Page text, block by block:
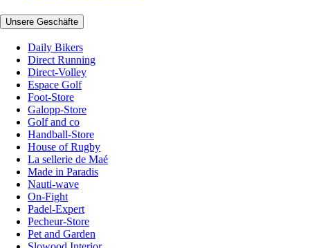
Unsere Geschäfte
Daily Bikers
Direct Running
Direct-Volley
Espace Golf
Foot-Store
Galopp-Store
Golf and co
Handball-Store
House of Rugby
La sellerie de Maé
Made in Paradis
Nauti-wave
On-Fight
Padel-Expert
Pecheur-Store
Pet and Garden